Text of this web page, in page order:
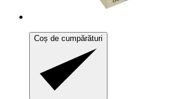
Coș de cumpărături